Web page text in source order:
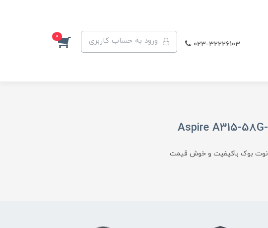
023-32226103 ورود به حساب کاربری 0
لپ‌تاپ 15 اینچی ایسر مدلAspire A315-58G-35GHنوت بوک باکیفیت و خوش قیمت